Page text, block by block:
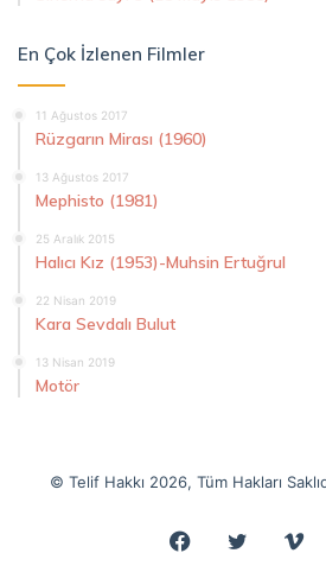
En Çok İzlenen Filmler
11 Ağustos 2017
Rüzgarın Mirası (1960)
13 Ağustos 2017
Mephisto (1981)
25 Aralık 2015
Halıcı Kız (1953)-Muhsin Ertuğrul
22 Nisan 2019
Kara Sevdalı Bulut
13 Nisan 2019
Motör
© Telif Hakkı 2026, Tüm Hakları
Facebook
Twitter